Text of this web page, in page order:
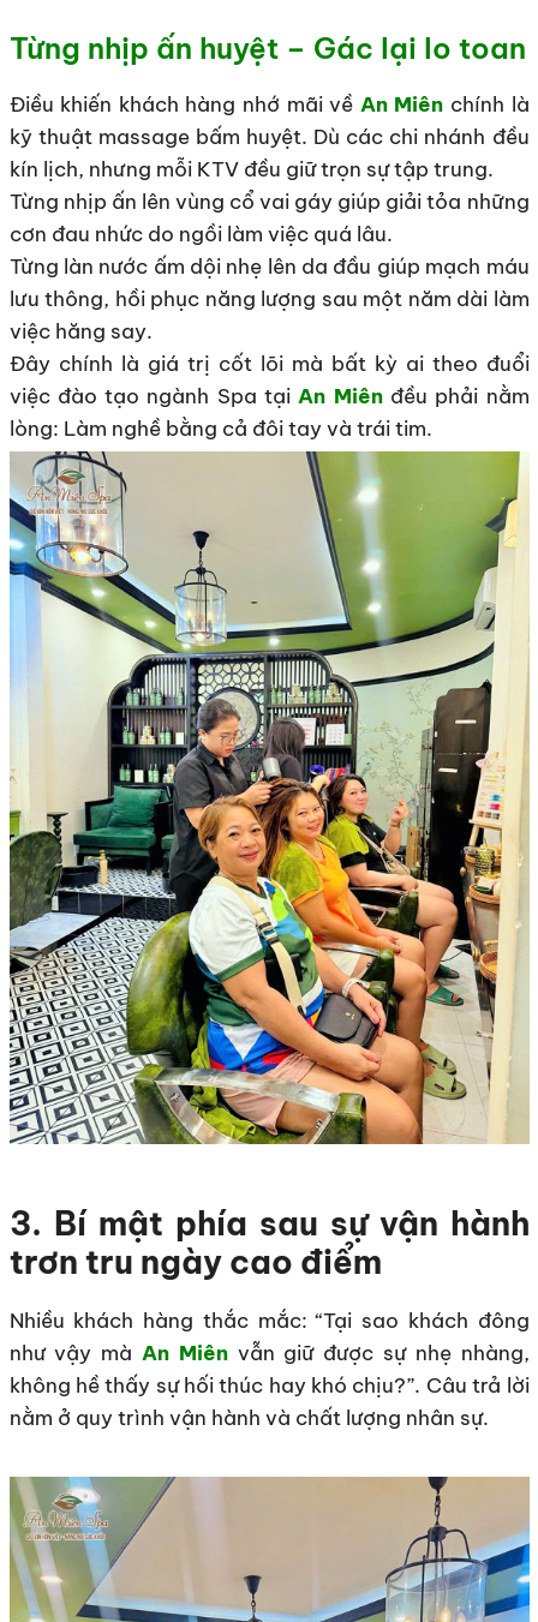
Từng nhịp ấn huyệt – Gác lại lo toan
Điều khiến khách hàng nhớ mãi về An Miên chính là
kỹ thuật massage bấm huyệt. Dù các chi nhánh đều
kín lịch, nhưng mỗi KTV đều giữ trọn sự tập trung.
Từng nhịp ấn lên vùng cổ vai gáy giúp giải tỏa những
cơn đau nhức do ngồi làm việc quá lâu.
Từng làn nước ấm dội nhẹ lên da đầu giúp mạch máu
lưu thông, hồi phục năng lượng sau một năm dài làm
việc hăng say.
Đây chính là giá trị cốt lõi mà bất kỳ ai theo đuổi
việc đào tạo ngành Spa tạiAn Miênđều phải nằm
lòng: Làm nghề bằng cả đôi tay và trái tim.
3. Bí mật phía sau sự vận hành
trơn tru ngày cao điểm
Nhiều khách hàng thắc mắc: “Tại sao khách đông
như vậy mà An Miênvẫn giữ được sự nhẹ nhàng,
không hề thấy sự hối thúc hay khó chịu?”. Câu trả lời
nằm ở quy trình vận hành và chất lượng nhân sự.